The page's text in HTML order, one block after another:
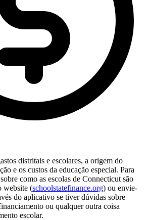
distritais e escolares, a origem do
e os custos da educação especial. Para
como as escolas de Connecticut são
website (schoolstatefinance.org) ou envie-
do aplicativo se tiver dúvidas sobre
ou qualquer outra coisa
escolar.